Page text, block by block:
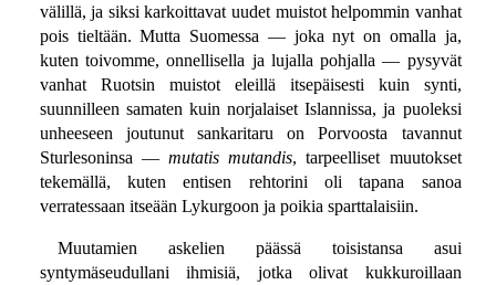
välillä, ja siksi karkoittavat uudet muistot helpommin vanhat
pois tieltään. Mutta Suomessa — joka nyt on omalla ja,
kuten toivomme, onnellisella ja lujalla pohjalla — pysyvät
vanhat Ruotsin muistot eleillä itsepäisesti kuin synti,
suunnilleen samaten kuin norjalaiset Islannissa, ja puoleksi
unheeseen joutunut sankaritaru on Porvoosta tavannut
Sturlesoninsa —mutatis mutandis, tarpeelliset muutokset
tekemällä, kuten entisen rehtorini oli tapana sanoa
verratessaan itseään Lykurgoon ja poikia sparttalaisiin.
Muutamien askelien päässä toisistansa asui
syntymäseudullani ihmisiä, jotka olivat kukkuroillaan